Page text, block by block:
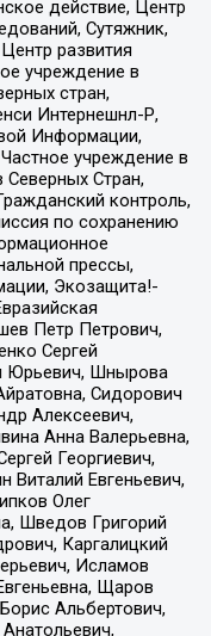
действие, Центр
Сутяжник,
развития
учреждение в
стран,
Интернешнл-Р,
Информации,
учреждение в
Северных Стран,
контроль,
по сохранению
прессы,
Экозащита!-
Петр Петрович,
Сергей
Юрьевич, Шнырова
Сидорович
Алексеевич,
Анна Валерьевна,
Георгиевич,
Виталий Евгеньевич,
Олег
Шведов Григорий
Каргалицкий
Исламов
Щаров
Альбертович,